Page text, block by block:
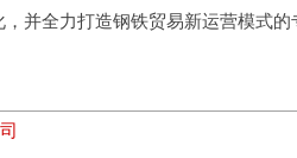
并全力打造钢铁贸易新运营模式